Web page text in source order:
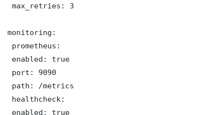
max_retries: 3
monitoring:
prometheus:
enabled: true
port: 9090
path: /metrics
healthcheck:
enabled: true